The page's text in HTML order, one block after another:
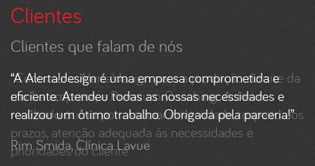
Clientes
Clientes que falam de nós
"Contratei a Alerta!design para a produção do site da
minha empresa, a Premium Coaching. Achei o
resultado ótimo por associar criatividade, respeito aos
prazos, atenção adequada às necessidades e
prioridades do cliente."